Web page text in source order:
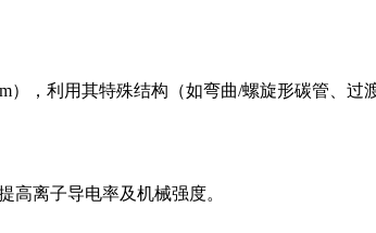
，利用其特殊结构（如弯曲/螺旋形碳管、过
高离子导电率及机械强度。